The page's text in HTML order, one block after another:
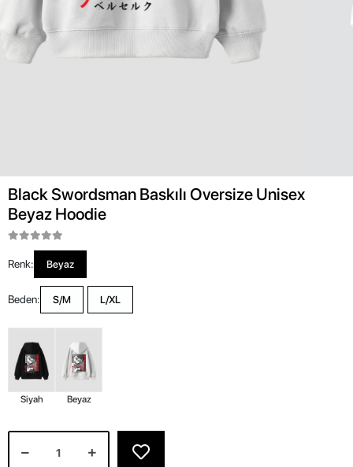
Black Swordsman Baskılı Oversize Unisex
Beyaz Hoodie
Renk: Beyaz
Beden: S/M L/XL
Siyah Beyaz